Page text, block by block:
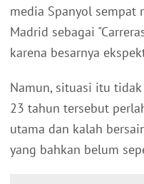
media Spanyol sempat
Madrid sebagai
karena besarnya
Namun, situasi itu
23 tahun tersebut
utama dan kalah
yang bahkan belum